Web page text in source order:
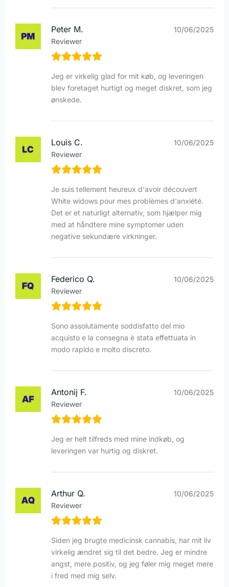
Peter M.
Reviewer
10/06/2025
Jeg er virkelig glad for mit køb, og leveringen
blev foretaget hurtigt og meget diskret, som jeg
ønskede.
Louis C.
Reviewer
10/06/2025
Je suis tellement heureux d'avoir découvert
White widows pour mes problèmes d'anxiété.
Det er et naturligt alternativ, som hjælper mig
med at håndtere mine symptomer uden
negative sekundære virkninger.
Federico Q.
Reviewer
10/06/2025
Sono assolutamente soddisfatto del mio
acquisto e la consegna è stata effettuata in
modo rapido e molto discreto.
Antonij F.
Reviewer
10/06/2025
Jeg er helt tilfreds med mine indkøb, og
leveringen var hurtig og diskret.
Arthur Q.
Reviewer
10/06/2025
Siden jeg brugte medicinsk cannabis, har mit liv
virkelig ændret sig til det bedre. Jeg er mindre
angst, mere positiv, og jeg føler mig meget mere
i fred med mig selv.